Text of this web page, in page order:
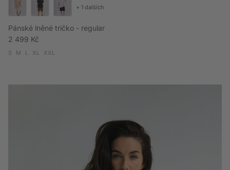
Pánské lněné tričko - regular
Běžná cena
2 499 Kč
S M L XL XXL
+ 1 dalších